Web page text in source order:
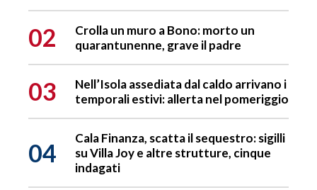
02
Crolla un muro a Bono: morto un
quarantunenne, grave il padre
03
Nell’Isola assediata dal caldo arrivano i
temporali estivi: allerta nel pomeriggio
04
Cala Finanza, scatta il sequestro: sigilli
su Villa Joy e altre strutture, cinque
indagati